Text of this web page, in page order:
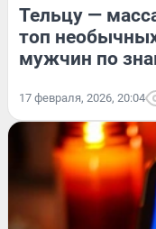
Тельцу —
топ
мужчин по
17 февраля, 2026, 20:04